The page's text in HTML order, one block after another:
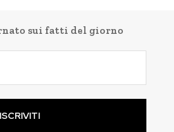
sui fatti del giorno
ISCRIVITI